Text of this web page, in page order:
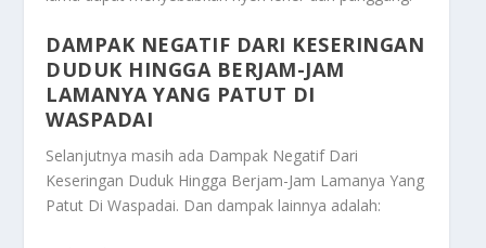
DAMPAK NEGATIF DARI KESERINGAN
DUDUK HINGGA BERJAM-JAM
LAMANYA YANG PATUT DI
WASPADAI
Selanjutnya masih ada Dampak Negatif Dari
Keseringan Duduk Hingga Berjam-Jam Lamanya Yang
Patut Di Waspadai. Dan dampak lainnya adalah: